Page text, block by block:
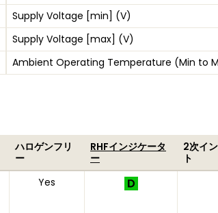
Supply Voltage [min] (V)
Supply Voltage [max] (V)
Ambient Operating Temperature (Min to
ハロゲンフリ
ー
RHFインジケータ
ー
2次イ
ト
Yes